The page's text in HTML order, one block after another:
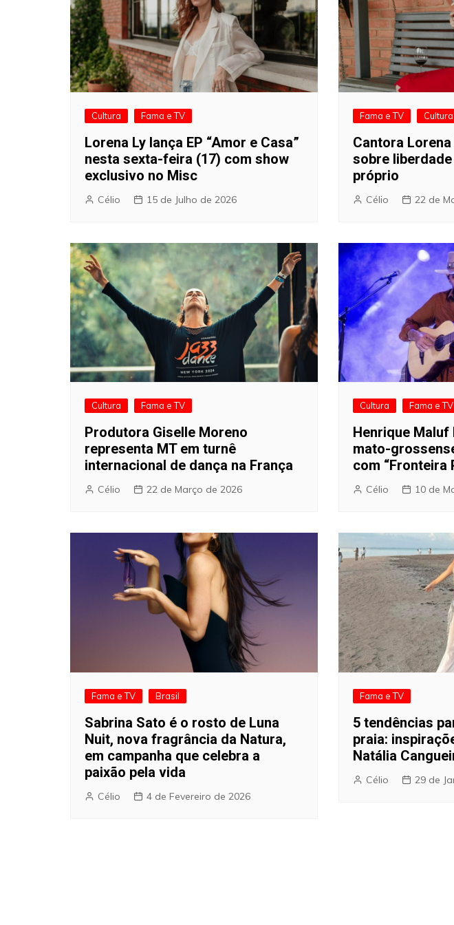
Cultura Fama e TV
Lorena Ly lança EP “Amor e Casa”
nesta sexta-feira (17) com show
exclusivo no Misc
Célio 15 de Julho de 2026
Fama e TV Cultura
Cantora
sobre
próprio
Célio 22 de
Cultura Fama e TV
Produtora Giselle Moreno
representa MT em turnê
internacional de dança na França
Célio 22 de Março de 2026
Cultura Fama e TV
Henrique Maluf
mato-
com “Fronteira
Célio 10 de
Fama e TV Brasil
Sabrina Sato é o rosto de Luna
Nuit, nova fragrância da Natura,
em campanha que celebra a
paixão pela vida
Célio 4 de Fevereiro de 2026
Fama e TV
5 tendências
praia:
Natália
Célio 29 de